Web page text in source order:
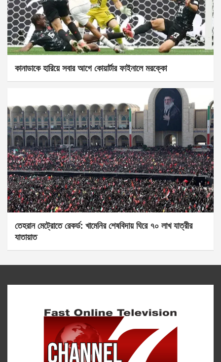
কানাডাকে হারিয়ে সবার আগে কোয়ার্টার ফাইনালে মরক্কো
তেহরান মেট্রোতে রেকর্ড: খামেনির শেষবিদায় ঘিরে ৭০ লাখ যাত্রীর
যাতায়াত